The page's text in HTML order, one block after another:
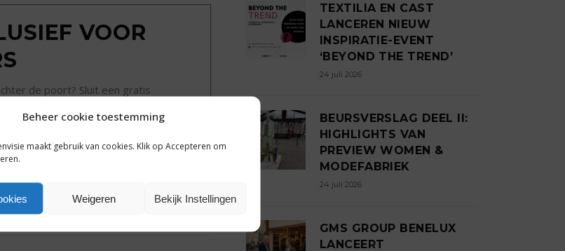
Beheer cookie toestemming
maakt gebruik van cookies. Klik op Accepteren om
Weigeren Bekijk Instellingen
VOOR
de poort? Sluit een gratis
en het complete archief van
toegang
TEXTILIA EN CAST
LANCEREN NIEUW
INSPIRATIE-EVENT
‘BEYOND THE TREND’
24 juli 2026
BEURSVERSLAG DEEL II:
HIGHLIGHTS VAN
PREVIEW WOMEN &
MODEFABRIEK
24 juli 2026
GMS GROUP BENELUX
LANCEERT